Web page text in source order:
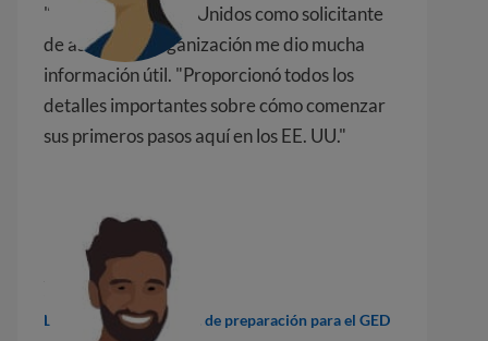
"Vine a los Estados Unidos como solicitante
de asilo. Esta organización me dio mucha
información útil. "Proporcionó todos los
detalles importantes sobre cómo comenzar
sus primeros pasos aquí en los EE. UU."
Nosotros
De Pakistán, estudiante de preparación para el GED